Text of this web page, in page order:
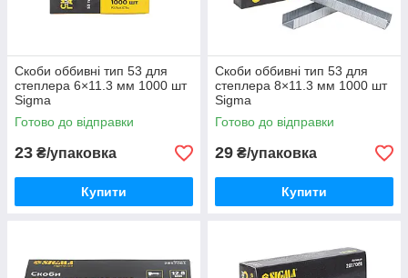
Скоби оббивні тип 53 для
степлера 6×11.3 мм 1000 шт
Sigma
Готово до відправки
23 ₴/упаковка
Купити
Скоби оббивні тип 53 для
степлера 8×11.3 мм 1000 шт
Sigma
Готово до відправки
29 ₴/упаковка
Купити